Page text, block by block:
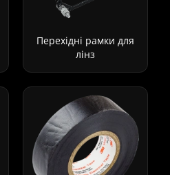
Перехідні рамки для
лінз